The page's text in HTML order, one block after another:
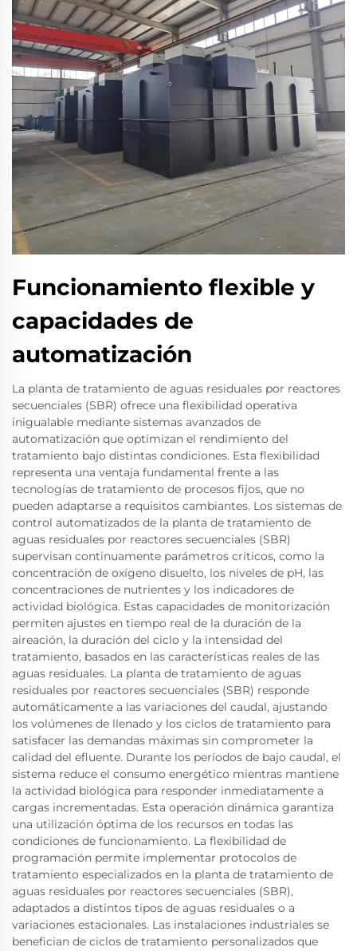
Funcionamiento flexible y
capacidades de
automatización
La planta de tratamiento de aguas residuales por reactores
secuenciales (SBR) ofrece una flexibilidad operativa
inigualable mediante sistemas avanzados de
automatización que optimizan el rendimiento del
tratamiento bajo distintas condiciones. Esta flexibilidad
representa una ventaja fundamental frente a las
tecnologías de tratamiento de procesos fijos, que no
pueden adaptarse a requisitos cambiantes. Los sistemas de
control automatizados de la planta de tratamiento de
aguas residuales por reactores secuenciales (SBR)
supervisan continuamente parámetros críticos, como la
concentración de oxígeno disuelto, los niveles de pH, las
concentraciones de nutrientes y los indicadores de
actividad biológica. Estas capacidades de monitorización
permiten ajustes en tiempo real de la duración de la
aireación, la duración del ciclo y la intensidad del
tratamiento, basados en las características reales de las
aguas residuales. La planta de tratamiento de aguas
residuales por reactores secuenciales (SBR) responde
automáticamente a las variaciones del caudal, ajustando
los volúmenes de llenado y los ciclos de tratamiento para
satisfacer las demandas máximas sin comprometer la
calidad del efluente. Durante los períodos de bajo caudal, el
sistema reduce el consumo energético mientras mantiene
la actividad biológica para responder inmediatamente a
cargas incrementadas. Esta operación dinámica garantiza
una utilización óptima de los recursos en todas las
condiciones de funcionamiento. La flexibilidad de
programación permite implementar protocolos de
tratamiento especializados en la planta de tratamiento de
aguas residuales por reactores secuenciales (SBR),
adaptados a distintos tipos de aguas residuales o a
variaciones estacionales. Las instalaciones industriales se
benefician de ciclos de tratamiento personalizados que